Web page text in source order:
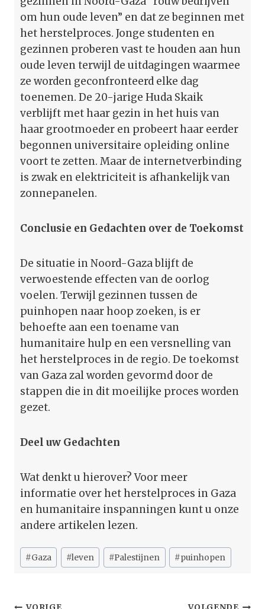
om hun oude leven” en dat ze beginnen met
het herstelproces. Jonge studenten en
gezinnen proberen vast te houden aan hun
oude leven terwijl de uitdagingen waarmee
ze worden geconfronteerd elke dag
toenemen. De 20-jarige Huda Skaik
verblijft met haar gezin in het huis van
haar grootmoeder en probeert haar eerder
begonnen universitaire opleiding online
voort te zetten. Maar de internetverbinding
is zwak en elektriciteit is afhankelijk van
zonnepanelen.
Conclusie en Gedachten over de Toekomst
De situatie in Noord-Gaza blijft de
verwoestende effecten van de oorlog
voelen. Terwijl gezinnen tussen de
puinhopen naar hoop zoeken, is er
behoefte aan een toename van
humanitaire hulp en een versnelling van
het herstelproces in de regio. De toekomst
van Gaza zal worden gevormd door de
stappen die in dit moeilijke proces worden
gezet.
Deel uw Gedachten
Wat denkt u hierover? Voor meer
informatie over het herstelproces in Gaza
en humanitaire inspanningen kunt u onze
andere artikelen lezen.
Bericht
tags:
#Gaza #leven #Palestijnen #puinhopen